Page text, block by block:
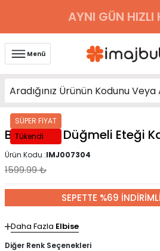
AYNI GÜN HIZLI
Menü
SÜPER FİYAT
Tükendi
Bej Yarım Düğmeli Eteği
Ürün Kodu :IMJ007304
1599.99₺
SEPETTE %69
Daha Fazla Elbise
Diğer Renk Seçenekleri